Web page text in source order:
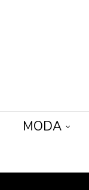
MODA